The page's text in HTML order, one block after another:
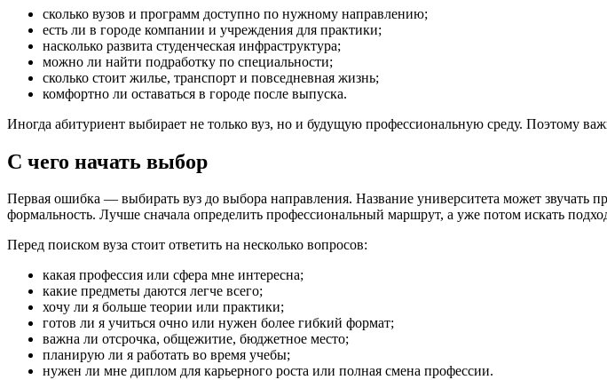
сколько вузов и программ доступно по нужному направлению;
есть ли в городе компании и учреждения для практики;
насколько развита студенческая инфраструктура;
можно ли найти подработку по специальности;
сколько стоит жилье, транспорт и повседневная жизнь;
комфортно ли оставаться в городе после выпуска.
Иногда абитуриент выбирает не только вуз, но и будущую профессиональную среду. Поэтому
С чего начать выбор
Первая ошибка — выбирать вуз до выбора направления. Название университета может звучать
формальность. Лучше сначала определить профессиональный маршрут, а уже потом искать
Перед поиском вуза стоит ответить на несколько вопросов:
какая профессия или сфера мне интересна;
какие предметы даются легче всего;
хочу ли я больше теории или практики;
готов ли я учиться очно или нужен более гибкий формат;
важна ли отсрочка, общежитие, бюджетное место;
планирую ли я работать во время учебы;
нужен ли мне диплом для карьерного роста или полная смена профессии.